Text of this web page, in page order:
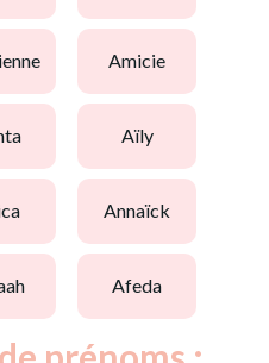
amicie
aïly
annaïck
afeda